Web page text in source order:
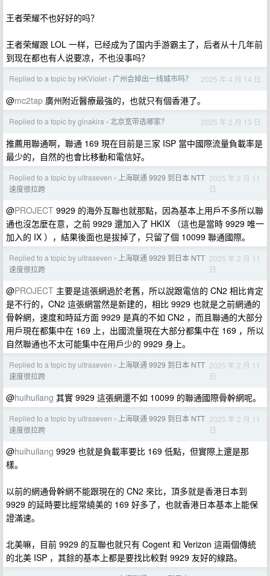
王者荣耀不也好好的吗？
王者荣耀跟 LOL 一样，已经成为了国内手游霸主了，后者从十几年前
到现在都也有人说要凉，不也没事吗？
Replied to a topic by HKViolet › 广州会掉出一线城市吗？ 2025 年 4 月 14 日
@mc2tap 廣州附近醫療最強的，也就只有個香港了。
Replied to a topic by ginakira › 北京宽带选哪家？ 2025 年 2 月 13 日
推薦用聯通啊，聯通 169 現在目前是三家 ISP 當中國際流量負載率是
最少的，自然的也會比移動和電信好。
Replied to a topic by ultraseven ›
上海联通 9929 到日本 NTT
速度很拉跨
2025 年 2 月 11
日
@PROJECT 9929 的海外互聯也就那點，因為基本上用戶不多所以聯
通也沒怎麼在意，之前 9929 還加入了 HKIX （這也是當時 9929 唯一
加入的 IX ），結果後面也是拔掉了，只留了個 10099 聯通國際。
Replied to a topic by ultraseven ›
上海联通 9929 到日本 NTT
速度很拉跨
2025 年 2 月 11
日
@PROJECT 主要是這張網過於老舊，所以說跟電信的 CN2 相比肯定
是不行的，CN2 這張網當然是新建的，相比 9929 也就是之前網通的
骨幹網，速度和時延方面 9929 是真的不如 CN2 ，而且聯通的大部分
用戶現在都集中在 169 上，出國流量現在大部分都集中在 169 ，所以
自然聯通也不太可能集中在用戶少的 9929 身上。
Replied to a topic by ultraseven ›
上海联通 9929 到日本 NTT
速度很拉跨
2025 年 2 月 11
日
@huihuilang 其實 9929 這張網還不如 10099 的聯通國際骨幹網呢。
Replied to a topic by ultraseven ›
上海联通 9929 到日本 NTT
速度很拉跨
2025 年 2 月 11
日
@huihuilang 9929 也就是負載率要比 169 低點，但實際上還是那
樣。
以前的網通骨幹網不能跟現在的 CN2 來比，頂多就是香港日本到
9929 的延時要比經常繞美的 169 好多了，也就香港日本基本上能保
證滿速。
北美嘛，目前 9929 的互聯也就只有 Cogent 和 Verizon 這兩個傳統
的北美 ISP ，其餘的基本上都是要找比較對 9929 友好的線路。